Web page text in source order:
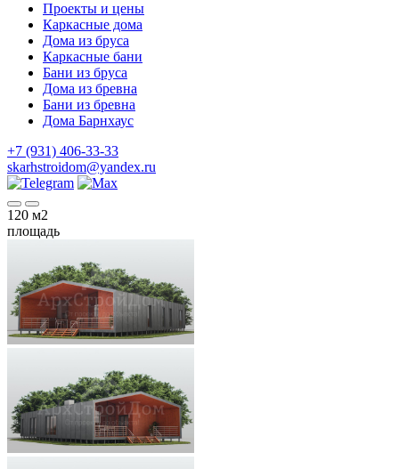
Проекты и цены
Каркасные дома
Дома из бруса
Каркасные бани
Бани из бруса
Дома из бревна
Бани из бревна
Дома Барнхаус
+7 (931) 406-33-33
skarhstroidom@yandex.ru
120 м2
площадь